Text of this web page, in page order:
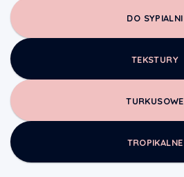
DO SYPIALNI
TEKSTURY
TURKUSOWE
TROPIKALNE